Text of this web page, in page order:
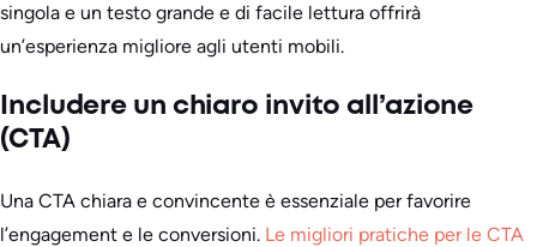
singola e un testo grande e di facile lettura offrirà
un’esperienza migliore agli utenti mobili.
Includere un chiaro invito all’azione
(CTA)
Una CTA chiara e convincente è essenziale per favorire
l’engagement e le conversioni. Le migliori pratiche per le CTA